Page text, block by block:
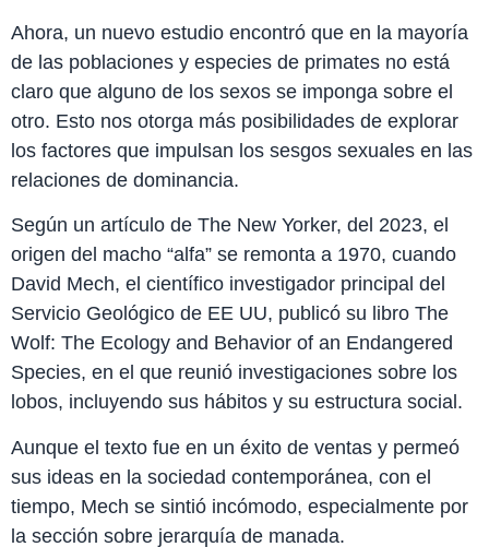
Ahora, un nuevo estudio encontró que en la mayoría
de las poblaciones y especies de primates no está
claro que alguno de los sexos se imponga sobre el
otro. Esto nos otorga más posibilidades de explorar
los factores que impulsan los sesgos sexuales en las
relaciones de dominancia.
Según un artículo de The New Yorker, del 2023, el
origen del macho “alfa” se remonta a 1970, cuando
David Mech, el científico investigador principal del
Servicio Geológico de EE UU, publicó su libro The
Wolf: The Ecology and Behavior of an Endangered
Species, en el que reunió investigaciones sobre los
lobos, incluyendo sus hábitos y su estructura social.
Aunque el texto fue en un éxito de ventas y permeó
sus ideas en la sociedad contemporánea, con el
tiempo, Mech se sintió incómodo, especialmente por
la sección sobre jerarquía de manada.